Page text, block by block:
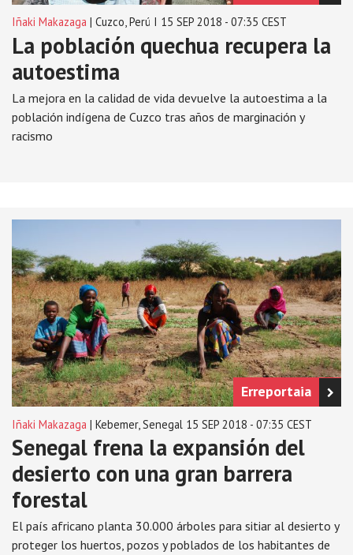
Iñaki Makazaga | Cuzco, Perú I 15 SEP 2018 - 07:35 CEST
La población quechua recupera la
autoestima
La mejora en la calidad de vida devuelve la autoestima a la
población indígena de Cuzco tras años de marginación y
racismo
Erreportaia
Iñaki Makazaga | Kebemer, Senegal 15 SEP 2018 - 07:35 CEST
Senegal frena la expansión del
desierto con una gran barrera
forestal
El país africano planta 30.000 árboles para sitiar al desierto y
proteger los huertos, pozos y poblados de los habitantes de